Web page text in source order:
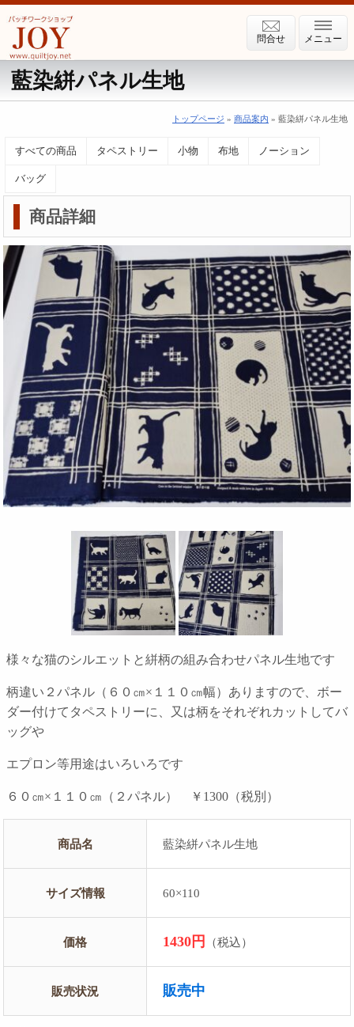
メニュー
問合せ
藍染絣パネル生地
トップページ » 商品案内 » 藍染絣パネル生地
すべての商品 タペストリー 小物 布地 ノーション
バッグ
商品詳細
様々な猫のシルエットと絣柄の組み合わせパネル生地です
柄違い２パネル（６０㎝×１１０㎝幅）ありますので、ボー
ダー付けてタペストリーに、又は柄をそれぞれカットしてバ
ッグや
エプロン等用途はいろいろです
６０㎝×１１０㎝（２パネル） ￥1300（税別）
商品名 藍染絣パネル生地
サイズ情報 60×110
価格 1430円 （税込）
販売状況 販売中